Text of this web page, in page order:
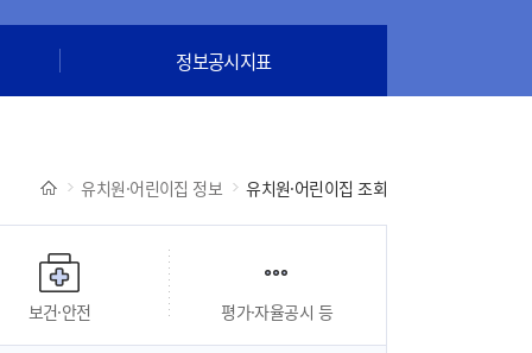
정보공시지표
유치원·어린이집 정보 유치원·어린이집 조회
보건·안전 평가·자율공시 등